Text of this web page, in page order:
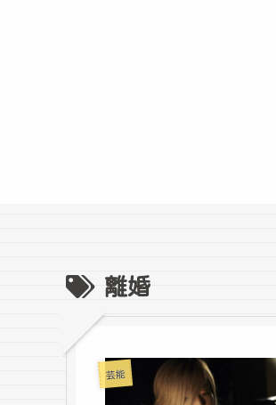
離婚
芸能